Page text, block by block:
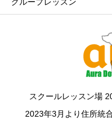
スクールレッスン場
2023年3月より住所統